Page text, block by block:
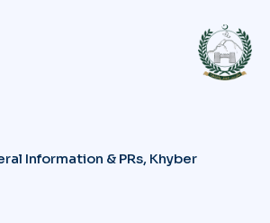
Information & PRs, Khyber